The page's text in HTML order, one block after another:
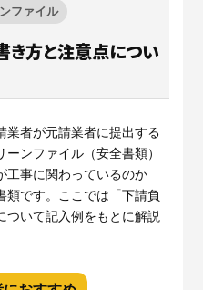
みる？
建設業界に特化したCO₂排出量
建設現場の”ありがとう”をカ
タチに。
ファイル
方と注意点につい
業者が元請業者に提出する
ンファイル（安全書類）
工事に関わっているのか
類です。ここでは「下請負
ついて記入例をもとに解説